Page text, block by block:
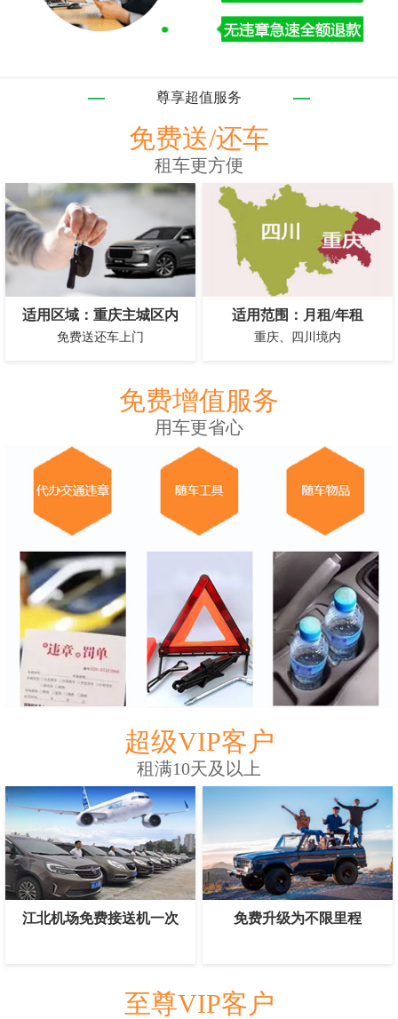
尊享超值服务
免费送/还车
租车更方便
适用区域：重庆主城区内
免费送还车上门
适用范围：月租/年租
重庆、四川境内
免费增值服务
用车更省心
超级VIP客户
租满10天及以上
江北机场免费接送机一次 免费升级为不限里程
至尊VIP客户